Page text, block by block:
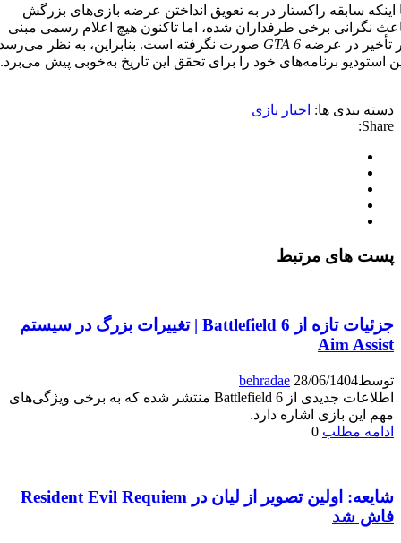
اینکه سابقه راکستار در به تعویق انداختن عرضه بازی‌های بزرگش
نگرانی برخی طرفداران شده، اما تاکنون هیچ اعلام رسمی مبنی
تأخیر در عرضهGTA 6صورت نگرفته است. بنابراین، به نظر می‌رسد
استودیو برنامه‌های خود را برای تحقق این تاریخ به‌خوبی پیش می‌برد.
دسته بندی ها: اخبار بازی
Share:
پست های مرتبط
جزئیات تازه از Battlefield 6 | تغییرات بزرگ در سیستم
Aim Assist
توسط behradae 28/06/1404
اطلاعات جدیدی از Battlefield 6 منتشر شده که به برخی ویژگی‌های
مهم این بازی اشاره دارد.
ادامه مطلب 0
شایعه: اولین تصویر از لیان در Resident Evil Requiem
فاش شد